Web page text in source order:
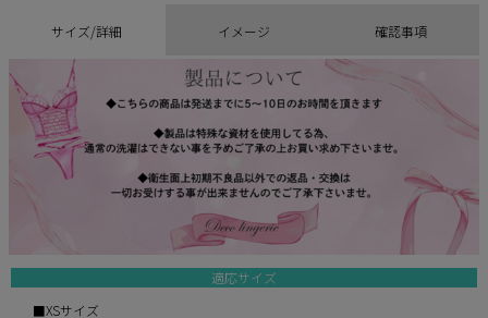
サイズ/詳細 イメージ 確認事項
適応サイズ
■XSサイズ